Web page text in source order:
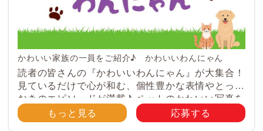
かわいい家族の一員をご紹介♪ かわいいわんにゃん
読者の皆さんの『かわいいわんにゃん』が大集合！
見ているだけで心が和む、個性豊かな表情やとって
おきのエピソードが満載♪ ペットのかわいい写真を
大募集！ みなさんのご自慢のペット写真や動画を
大募集！ 携帯電話・スマホ等で撮影 […]
もっと見る 応募する